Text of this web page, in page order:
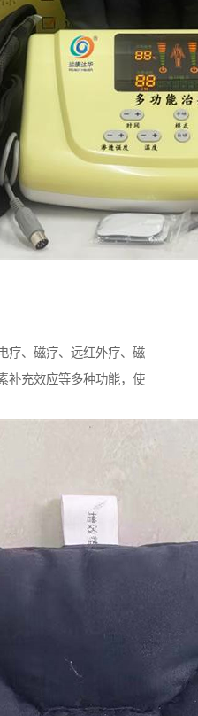
疗、磁疗、远红外疗、磁
补充效应等多种功能，使